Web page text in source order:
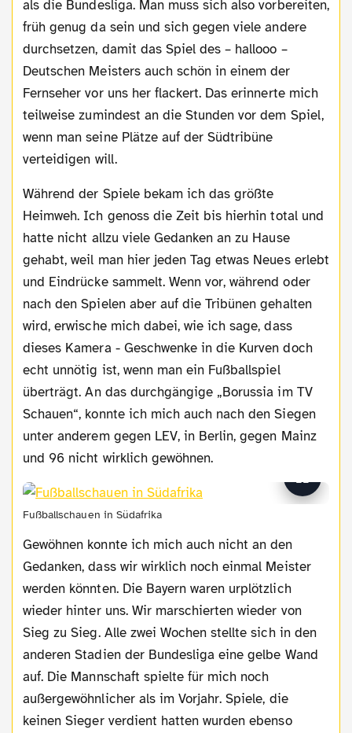
als die Bundesliga. Man muss sich also vorbereiten,
früh genug da sein und sich gegen viele andere
durchsetzen, damit das Spiel des – hallooo –
Deutschen Meisters auch schön in einem der
Fernseher vor uns her flackert. Das erinnerte mich
teilweise zumindest an die Stunden vor dem Spiel,
wenn man seine Plätze auf der Südtribüne
verteidigen will.
Während der Spiele bekam ich das größte
Heimweh. Ich genoss die Zeit bis hierhin total und
hatte nicht allzu viele Gedanken an zu Hause
gehabt, weil man hier jeden Tag etwas Neues erlebt
und Eindrücke sammelt. Wenn vor, während oder
nach den Spielen aber auf die Tribünen gehalten
wird, erwische mich dabei, wie ich sage, dass
dieses Kamera - Geschwenke in die Kurven doch
echt unnötig ist, wenn man ein Fußballspiel
überträgt. An das durchgängige „Borussia im TV
Schauen“, konnte ich mich auch nach den Siegen
unter anderem gegen LEV, in Berlin, gegen Mainz
und 96 nicht wirklich gewöhnen.
Fußballschauen in Südafrika
Gewöhnen konnte ich mich auch nicht an den
Gedanken, dass wir wirklich noch einmal Meister
werden könnten. Die Bayern waren urplötzlich
wieder hinter uns. Wir marschierten wieder von
Sieg zu Sieg. Alle zwei Wochen stellte sich in den
anderen Stadien der Bundesliga eine gelbe Wand
auf. Die Mannschaft spielte für mich noch
außergewöhnlicher als im Vorjahr. Spiele, die
keinen Sieger verdient hatten wurden ebenso